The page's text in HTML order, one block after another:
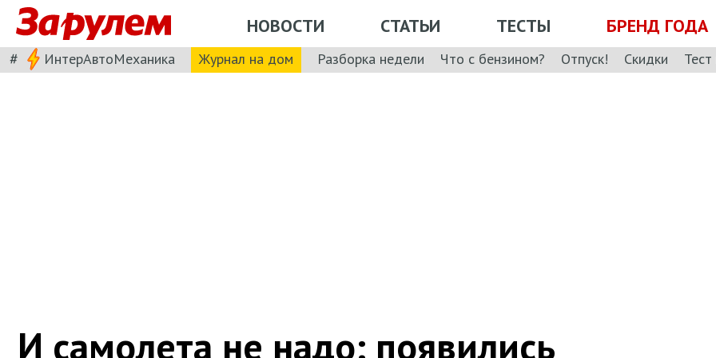
НОВОСТИ СТАТЬИ ТЕСТЫ БРЕНД ГОДА
# ИнтерАвтоМеханика Журнал на дом Разборка недели Что с бензином? Отпуск! Скидки
И самолета не надо: появились